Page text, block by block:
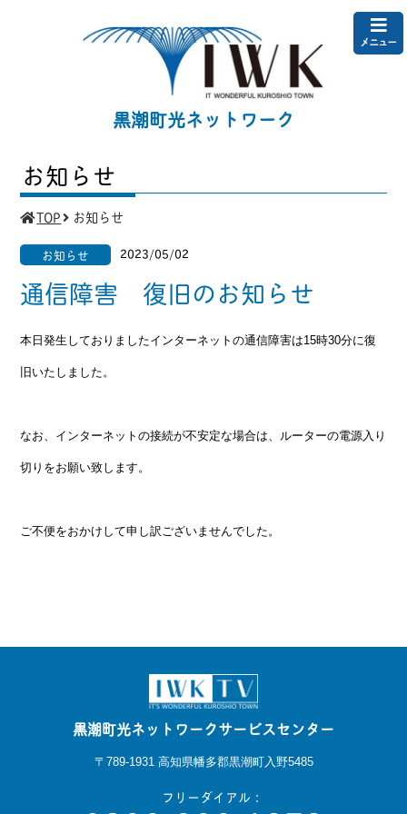
黒潮町光ネットワーク
メニュー
お知らせ
TOP お知らせ
お知らせ 2023/05/02
通信障害 復旧のお知らせ
本日発生しておりましたインターネットの通信障害は15時30分に復
旧いたしました。
なお、インターネットの接続が不安定な場合は、ルーターの電源入り
切りをお願い致します。
ご不便をおかけして申し訳ございませんでした。
黒潮町光ネットワークサービスセンター
〒789-1931 高知県幡多郡黒潮町入野5485
フリーダイアル：